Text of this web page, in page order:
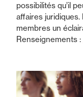
possibilités qu’il
affaires
membres un
Renseignements :